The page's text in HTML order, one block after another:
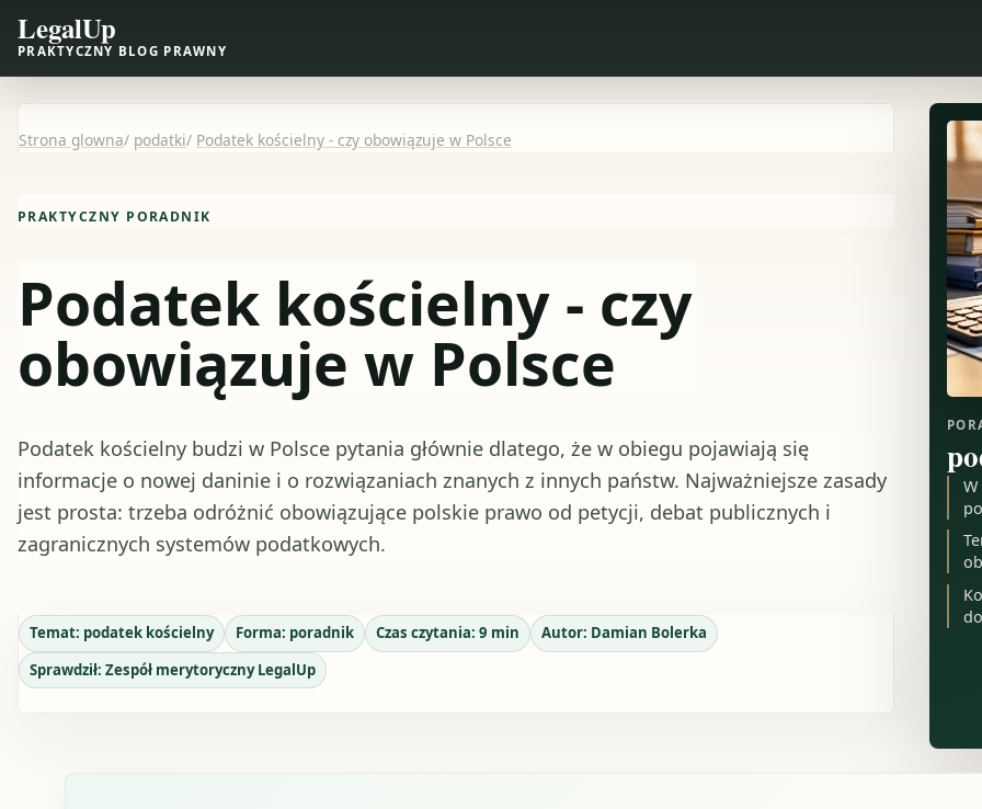
LegalUp
PRAKTYCZNY BLOG PRAWNY
Strona glowna/ podatki/ Podatek kościelny - czy obowiązuje w Polsce
PRAKTYCZNY PORADNIK
Podatek kościelny - czy
obowiązuje w Polsce
Podatek kościelny budzi w Polsce pytania głównie dlatego, że w obiegu pojawiają się
informacje o nowej daninie i o rozwiązaniach znanych z innych państw. Najważniejsze zasady
jest prosta: trzeba odróżnić obowiązujące polskie prawo od petycji, debat publicznych i
zagranicznych systemów podatkowych.
Temat: podatek kościelny Forma: poradnik Czas czytania: 9 min Autor: Damian Bolerka
Sprawdził: Zespół merytoryczny LegalUp